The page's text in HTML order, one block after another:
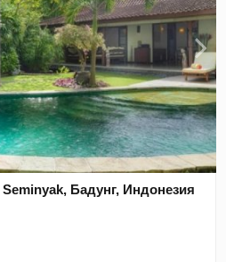
Бадунг, Индонезия